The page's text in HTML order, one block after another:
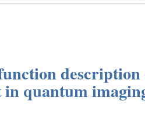
description
in quantum